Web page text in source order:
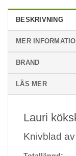
BESKRIVNING
MER
BRAND
LÄS MER
Lauri
Knivblad